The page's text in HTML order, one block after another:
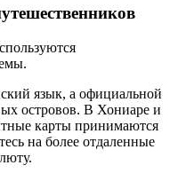
язык, а официальной
островов. В Хониаре и
карты принимаются
на более отдаленные